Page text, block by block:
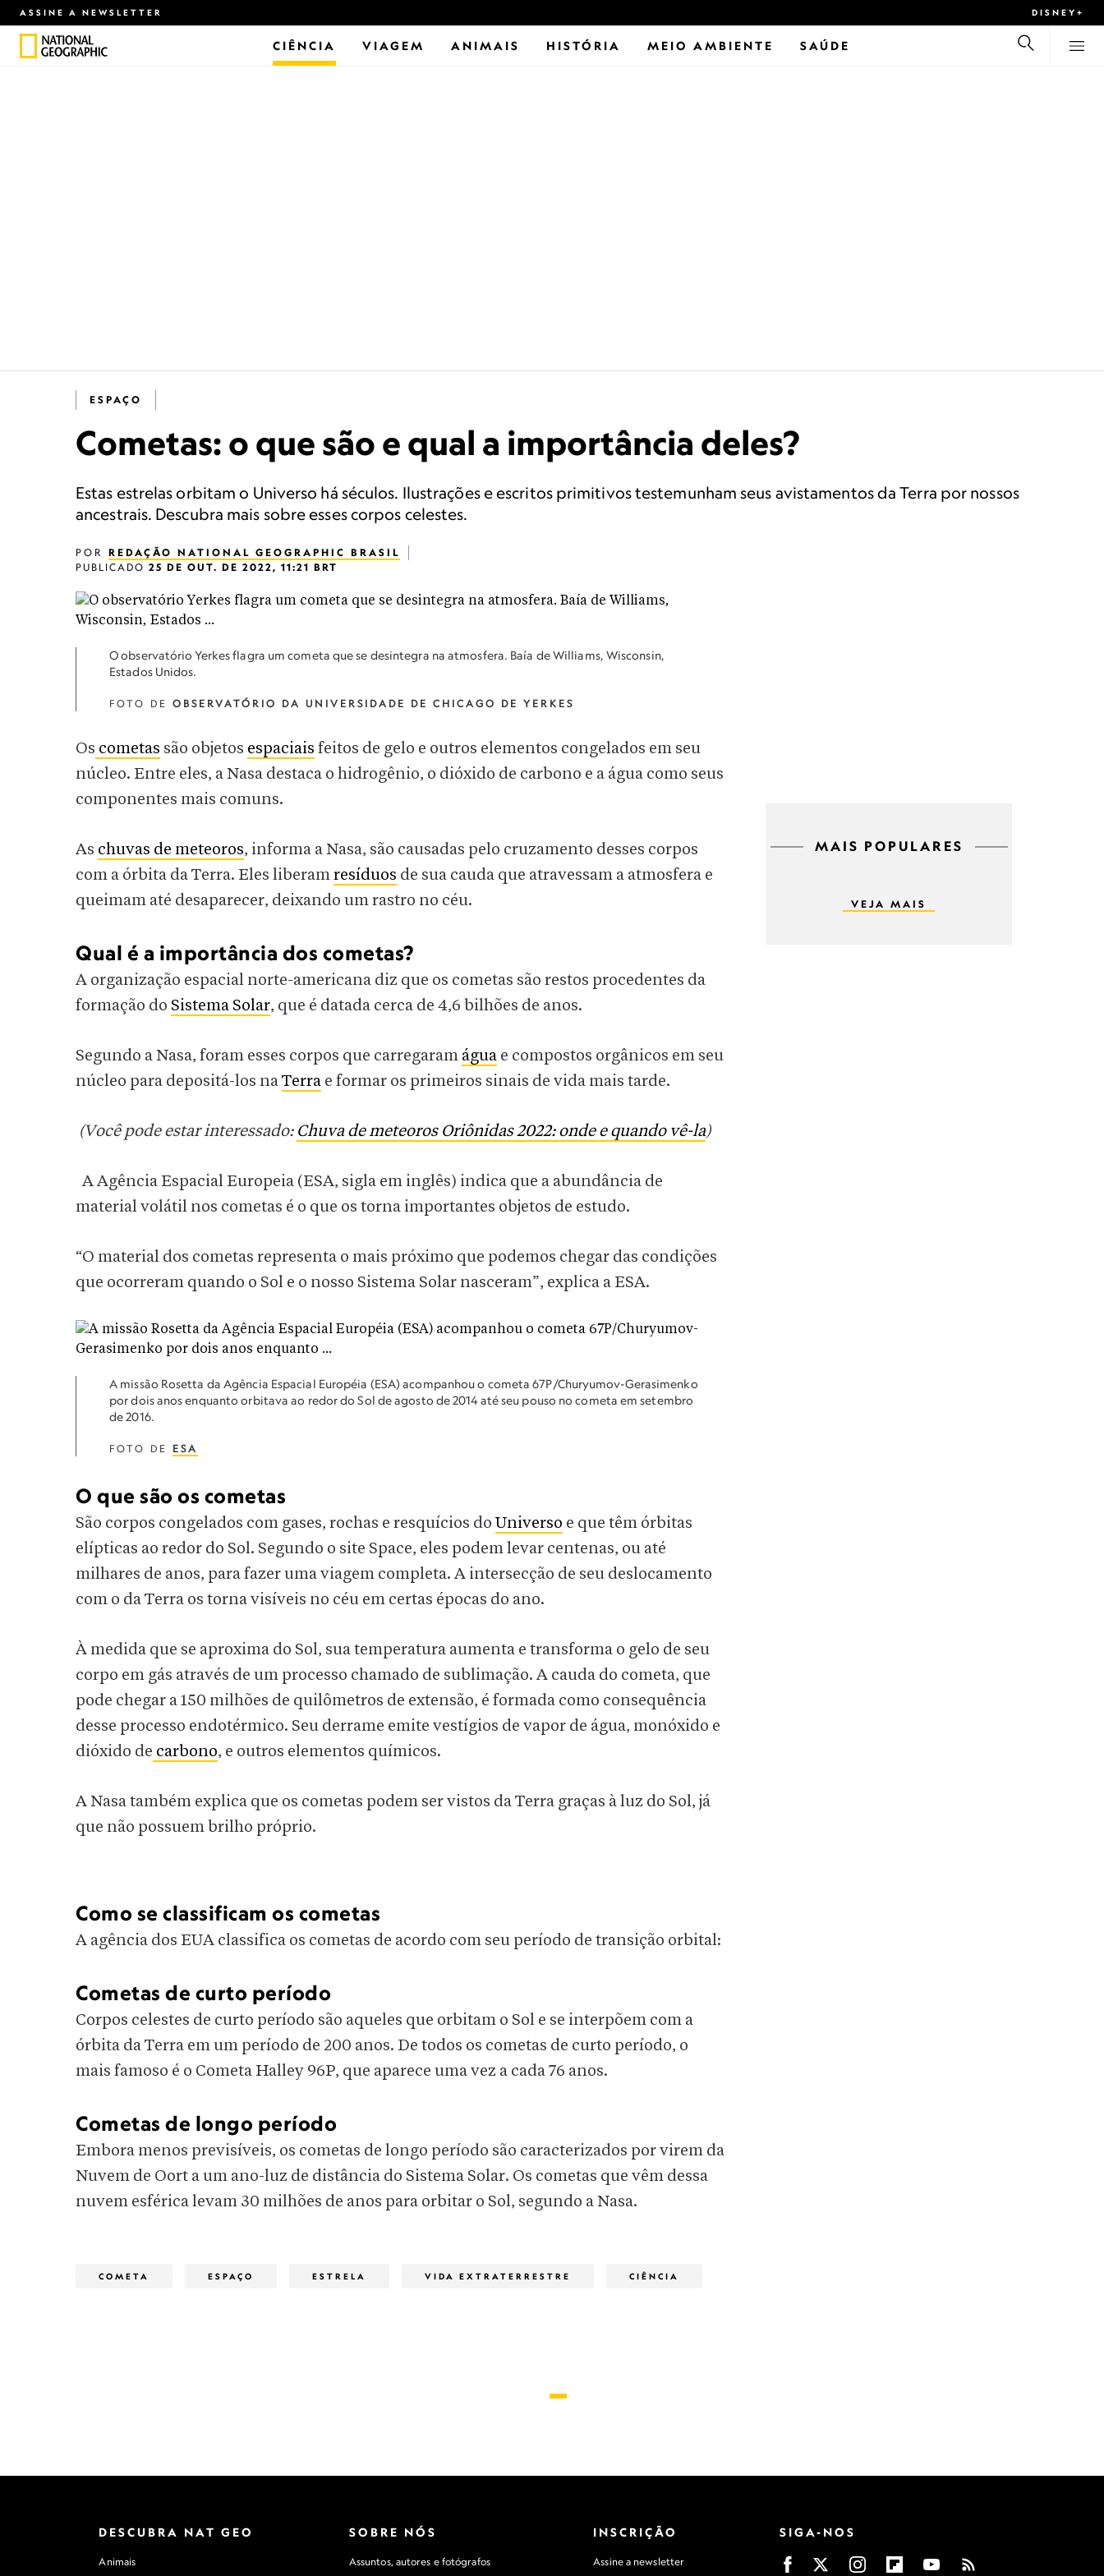
ASSINE A NEWSLETTER DISNEY+
CIÊNCIA VIAGEM ANIMAIS HISTÓRIA MEIO AMBIENTE SAÚDE
ESPAÇO
Cometas: o que são e qual a importância deles?
Estas estrelas orbitam o Universo há séculos. Ilustrações e escritos primitivos testemunham seus avistamentos da Terra por nossos
ancestrais. Descubra mais sobre esses corpos celestes.
POR REDAÇÃO NATIONAL GEOGRAPHIC BRASIL
PUBLICADO 25 DE OUT. DE 2022, 11:21 BRT
O observatório Yerkes flagra um cometa que se desintegra na atmosfera. Baía de Williams, Wisconsin,
Estados Unidos.
FOTO DE OBSERVATÓRIO DA UNIVERSIDADE DE CHICAGO DE YERKES
Os cometas são objetos espaciais feitos de gelo e outros elementos congelados em seu
núcleo. Entre eles, a Nasa destaca o hidrogênio, o dióxido de carbono e a água como seus
componentes mais comuns.
As chuvas de meteoros, informa a Nasa, são causadas pelo cruzamento desses corpos
com a órbita da Terra. Eles liberamresíduos de sua cauda que atravessam a atmosfera e
queimam até desaparecer, deixando um rastro no céu.
Qual é a importância dos cometas?
A organização espacial norte-americana diz que os cometas são restos procedentes da
formação do Sistema Solar, que é datada cerca de 4,6 bilhões de anos.
Segundo a Nasa, foram esses corpos que carregaram água e compostos orgânicos em seu
núcleo para depositá-los naTerra e formar os primeiros sinais de vida mais tarde.
(Você pode estar interessado: Chuva de meteoros Oriônidas 2022: onde e quando vê-la)
A Agência Espacial Europeia (ESA, sigla em inglês) indica que a abundância de
material volátil nos cometas é o que os torna importantes objetos de estudo.
“O material dos cometas representa o mais próximo que podemos chegar das condições
que ocorreram quando o Sol e o nosso Sistema Solar nasceram”, explica a ESA.
A missão Rosetta da Agência Espacial Européia (ESA) acompanhou o cometa 67P/Churyumov-Gerasimenko
por dois anos enquanto orbitava ao redor do Sol de agosto de 2014 até seu pouso no cometa em setembro
de 2016.
FOTO DE ESA
O que são os cometas
São corpos congelados com gases, rochas e resquícios do Universo e que têm órbitas
elípticas ao redor do Sol. Segundo o site Space, eles podem levar centenas, ou até
milhares de anos, para fazer uma viagem completa. A intersecção de seu deslocamento
com o da Terra os torna visíveis no céu em certas épocas do ano.
À medida que se aproxima do Sol, sua temperatura aumenta e transforma o gelo de seu
corpo em gás através de um processo chamado de sublimação. A cauda do cometa, que
pode chegar a 150 milhões de quilômetros de extensão, é formada como consequência
desse processo endotérmico. Seu derrame emite vestígios de vapor de água, monóxido e
dióxido de carbono, e outros elementos químicos.
A Nasa também explica que os cometas podem ser vistos da Terra graças à luz do Sol, já
que não possuem brilho próprio.
Como se classificam os cometas
A agência dos EUA classifica os cometas de acordo com seu período de transição orbital:
Cometas de curto período
Corpos celestes de curto período são aqueles que orbitam o Sol e se interpõem com a
órbita da Terra em um período de 200 anos. De todos os cometas de curto período, o
mais famoso é o Cometa Halley 96P, que aparece uma vez a cada 76 anos.
Cometas de longo período
Embora menos previsíveis, os cometas de longo período são caracterizados por virem da
Nuvem de Oort a um ano-luz de distância do Sistema Solar. Os cometas que vêm dessa
nuvem esférica levam 30 milhões de anos para orbitar o Sol, segundo a Nasa.
MAIS POPULARES
VEJA MAIS
COMETA ESPAÇO ESTRELA VIDA EXTRATERRESTRE CIÊNCIA
DESCUBRA NAT GEO
Animais
SOBRE NÓS
Assuntos, autores e fotógrafos
INSCRIÇÃO
Assine a newsletter
SIGA-NOS